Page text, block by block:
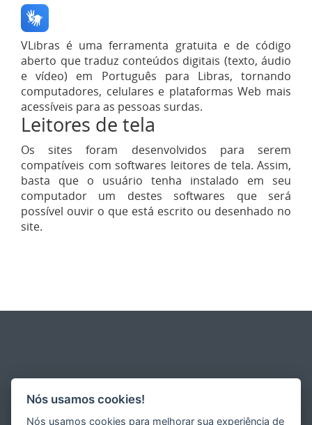
VLibras é uma ferramenta gratuita e de código
aberto que traduz conteúdos digitais (texto, áudio
e vídeo) em Português para Libras, tornando
computadores, celulares e plataformas Web mais
acessíveis para as pessoas surdas.
Leitores de tela
Os sites foram desenvolvidos para serem
compatíveis com softwares leitores de tela. Assim,
basta que o usuário tenha instalado em seu
computador um destes softwares que será
possível ouvir o que está escrito ou desenhado no
site.
Nós usamos cookies!
Nós usamos cookies para melhorar sua experiência de